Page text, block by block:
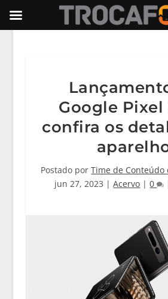
Google Pixel
confira os
Postado porTime de Conteúdo
jun 27, 2023 |Acervo |0